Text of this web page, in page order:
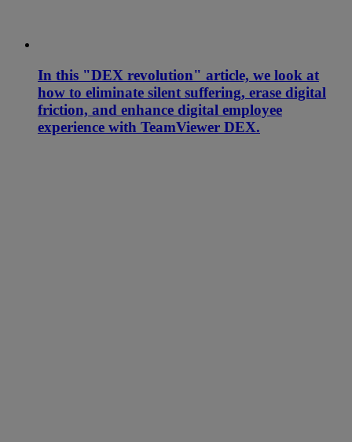
In this "DEX revolution" article, we look at
how to eliminate silent suffering, erase digital
friction, and enhance digital employee
experience with TeamViewer DEX.